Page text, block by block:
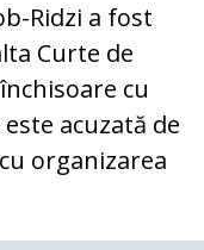
Ridzi a fost
Curte de
cu
acuzată de
organizarea